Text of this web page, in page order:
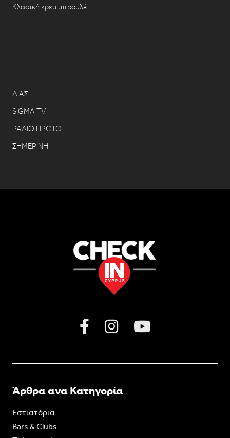
Κλασική κρεμ μπρουλέ
ΔΙΑΣ
SIGMA TV
ΡΑΔΙΟ ΠΡΩΤΟ
ΣΗΜΕΡΙΝΗ
Άρθρα ανα Κατηγορία
Εστιατόρια
Bars & Clubs